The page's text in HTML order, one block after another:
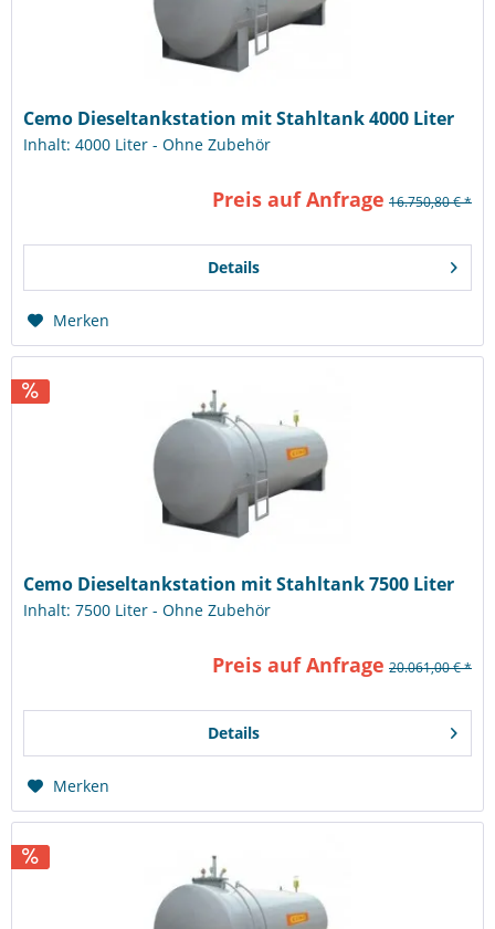
Cemo Dieseltankstation mit Stahltank 4000 Liter
Inhalt: 4000 Liter - Ohne Zubehör
Preis auf Anfrage 16.750,80 € *
Details
Merken
Cemo Dieseltankstation mit Stahltank 7500 Liter
Inhalt: 7500 Liter - Ohne Zubehör
Preis auf Anfrage 20.061,00 € *
Details
Merken